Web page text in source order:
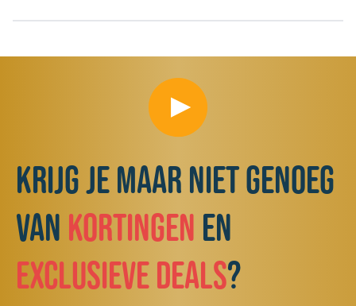
Krijg je maar niet genoeg
van kortingen en
exclusieve deals?